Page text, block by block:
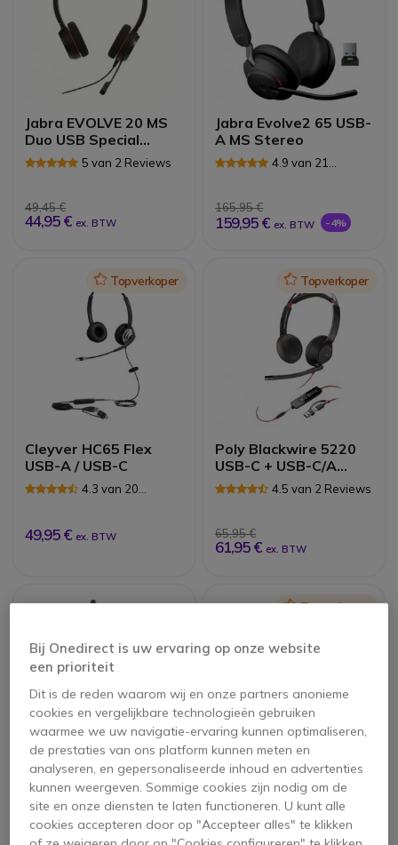
Jabra EVOLVE 20 MS
Duo USB Special
Edition 5 van 2 Reviews
49,45 €
44,95 € ex. BTW
Jabra Evolve2 65 USB-
A MS Stereo
4.9 van 21
165,95 €
159,95 € ex. BTW -4%
IconTopverkoper
Cleyver HC65 Flex
USB-A / USB-C
4.3 van 20
49,95 € ex. BTW
IconTopverkoper
Poly Blackwire 5220
USB-C + USB-C/A
dongle
4.5 van 2 Reviews
65,95 €
61,95 € ex. BTW
Poly Voyager 4320
USB-A Microsoft
Teams +
Oplaadstation
3 van 5 Reviews
IconTopverkoper
Jabra Evolve 20 MS
Mono PC Headset
4.7 van 6 Reviews
Bij Onedirect is uw ervaring op onze website
een prioriteit
Dit is de reden waarom wij en onze partners anonieme
cookies en vergelijkbare technologieën gebruiken
waarmee we uw navigatie-ervaring kunnen optimaliseren,
de prestaties van ons platform kunnen meten en
analyseren, en gepersonaliseerde inhoud en advertenties
kunnen weergeven. Sommige cookies zijn nodig om de
site en onze diensten te laten functioneren. U kunt alle
cookies accepteren door op "Accepteer alles" te klikken